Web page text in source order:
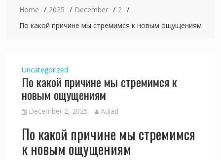
Home 2025 December
2
По какой причине мы стремимся к новым ощущениям
Uncategorized
По какой причине мы стремимся к
новым ощущениям
December 2, 2025 Aulad
По какой причине мы стремимся
к новым ощущениям